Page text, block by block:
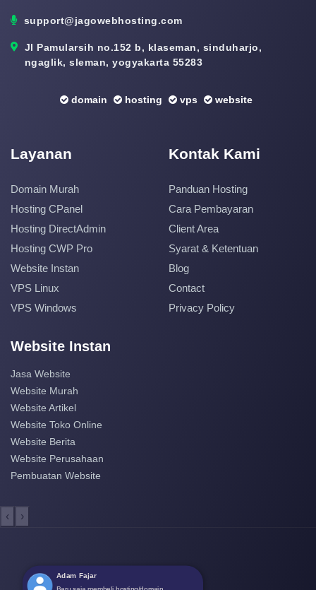
support@jagowebhosting.com
Jl Pamularsih no.152 b, klaseman, sinduharjo,
ngaglik, sleman, yogyakarta 55283
domain hosting vps website
Layanan
Domain Murah
Hosting CPanel
Hosting DirectAdmin
Hosting CWP Pro
Website Instan
VPS Linux
VPS Windows
Kontak Kami
Panduan Hosting
Cara Pembayaran
Client Area
Syarat & Ketentuan
Blog
Contact
Privacy Policy
Website Instan
Jasa Website
Website Murah
Website Artikel
Website Toko Online
Website Berita
Website Perusahaan
Pembuatan Website
‹ ›